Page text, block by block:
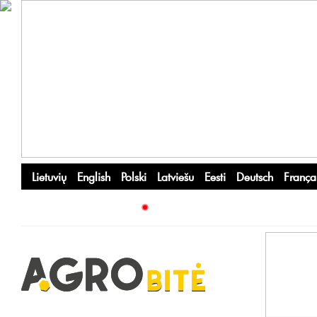
Lietuvių English Polski Latviešu Eesti Deutsch